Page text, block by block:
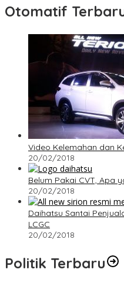
Otomatif
Video Kelemahan dan
20/02/2018
Belum Pakai CVT, Apa
20/02/2018
Daihatsu Santai
LCGC
20/02/2018
Politik Terbaru